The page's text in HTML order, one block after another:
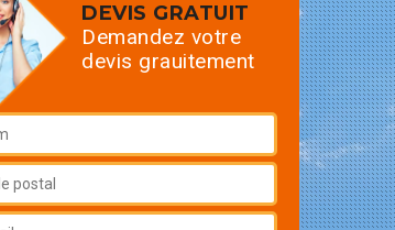
DEVIS GRATUIT
Demandez votre
devis grauitement